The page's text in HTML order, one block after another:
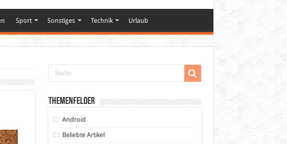
Sport Sonstiges Technik Urlaub
Themenfelder
Android
Beliebte Artikel